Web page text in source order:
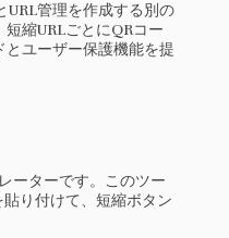
管理を作成する別の
縮URLごとにQRコー
とユーザー保護機能を提
ーターです。このツー
り付けて、短縮ボタン